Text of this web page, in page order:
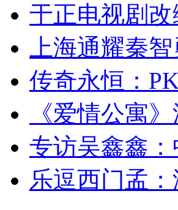
于正电视剧
上海通耀秦
传奇永恒：
《爱情公寓
专访吴鑫鑫
乐逗西门孟